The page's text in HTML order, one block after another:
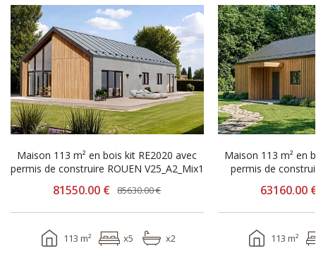
-4080.00 €
Maison 113 m² en bois kit RE2020 avec
permis de construire ROUEN V25_A2_Mix1
81550.00 € 85630.00 €
113 m² x5 x2
-3160.00 €
Maison 113 m² en
63160.00
113 m²